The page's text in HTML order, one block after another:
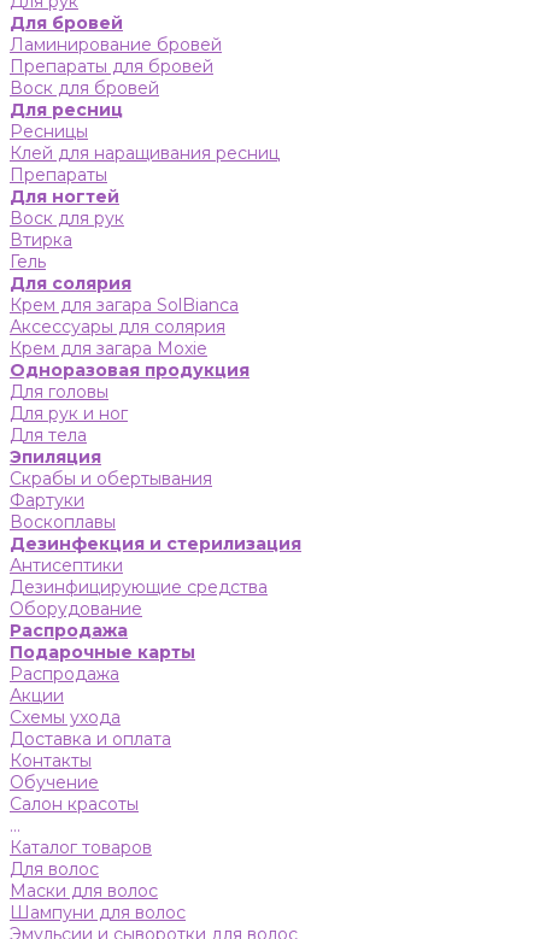
Для бровей
Ламинирование бровей
Препараты для бровей
Воск для бровей
Для ресниц
Ресницы
Клей для наращивания ресниц
Препараты
Для ногтей
Воск для рук
Втирка
Гель
Для солярия
Крем для загара SolBianca
Аксессуары для солярия
Крем для загара Moxie
Одноразовая продукция
Для головы
Для рук и ног
Для тела
Эпиляция
Скрабы и обертывания
Фартуки
Воскоплавы
Дезинфекция и стерилизация
Антисептики
Дезинфицирующие средства
Оборудование
Распродажа
Подарочные карты
Распродажа
Акции
Схемы ухода
Доставка и оплата
Контакты
Обучение
Салон красоты
...
Каталог товаров
Для волос
Маски для волос
Шампуни для волос
Эмульсии и сыворотки для волос